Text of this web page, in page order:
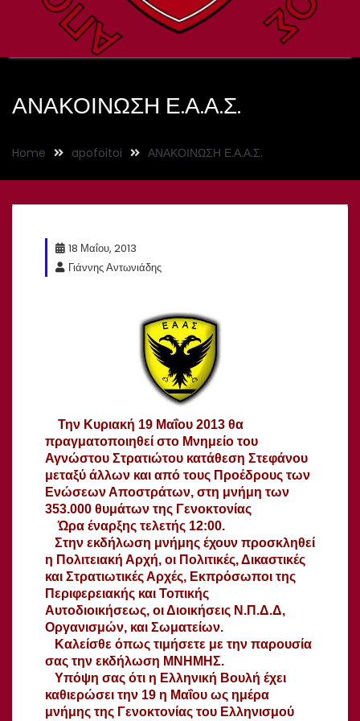
ΑΝΑΚΟΙΝΩΣΗ Ε.Α.Α.Σ.
Home apofoitoi ΑΝΑΚΟΙΝΩΣΗ Ε.Α.Α.Σ.
18 Μαΐου, 2013
Γιάννης Αντωνιάδης
Την Κυριακή 19 Μαΐου 2013 θα
πραγματοποιηθεί στο Μνημείο του
Αγνώστου Στρατιώτου κατάθεση Στεφάνου
μεταξύ άλλων και από τους Προέδρους των
Ενώσεων Αποστράτων, στη μνήμη των
353.000 θυμάτων της Γενοκτονίας
Ώρα έναρξης τελετής 12:00.
Στην εκδήλωση μνήμης έχουν προσκληθεί
η Πολιτειακή Αρχή, οι Πολιτικές, Δικαστικές
και Στρατιωτικές Αρχές, Εκπρόσωποι της
Περιφερειακής και Τοπικής
Αυτοδιοικήσεως, οι Διοικήσεις Ν.Π.Δ.Δ,
Οργανισμών, και Σωματείων.
Καλείσθε όπως τιμήσετε με την παρουσία
σας την εκδήλωση ΜΝΗΜΗΣ.
Υπόψη σας ότι η Ελληνική Βουλή έχει
καθιερώσει την 19 η Μαΐου ως ημέρα
μνήμης της Γενοκτονίας του Ελληνισμού